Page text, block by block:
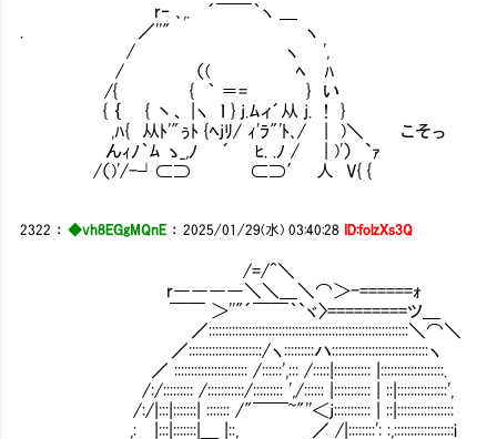
r‐ ､,. ´￣￣｀ヽ ＿
. ／''" ヽ
/ ヽ ',
/ （( ﾍ ﾊ
/{ { ｀ ＝= } い
{ ｛ { 丶、 |ヽ ｌ } j.ﾑィ´从 j. ! }
,ﾊ{ 从ﾄ'"ぅﾄ {ﾍjﾘ/ ｨ'ﾗ"'ﾄ､/ | )＼ こそっ
んｨﾉ｀ﾑ ゝ_,ﾉ ´ ﾋ. .ﾉ / | )'） `ｧ
/（)'/-┘⊂⊃ ⊂⊃′ 人 V{ {
2322 ：◆vh8EGgMQnE ：2025/01/29(水) 03:40:28 ID:folzXs3Q
/=/^＼
r――――＼＼＿＼⌒＞-======ｫ
￣￣ ＞''"´￣￣｀`ヾ〉=========ツ＿
／::::::::::::::::::::::::::::::::::::::::::::::::::::::::::::＼⌒＼
／::::::::::::::::::::::/ヽ:::::::::ハ:::::::::::::::::::::::::::::ヽ
／ :::::::::::::::::::::: /::::::',::: /:::::|::::::::::: |:::::::::::::::::::.
/:/::::::::: /:::::::::::/::::::::: ',/:::::: |::::::::::: | ::|:::::::::::::::',
/:/|:::|:::::::| ::::::: /"￣￣~"''＜j::::::::::: | ::|:::::::::::::::::
,: |:::|:::::::|＿ |::, ／ /|::::::::': :,::::::::::::::::::i